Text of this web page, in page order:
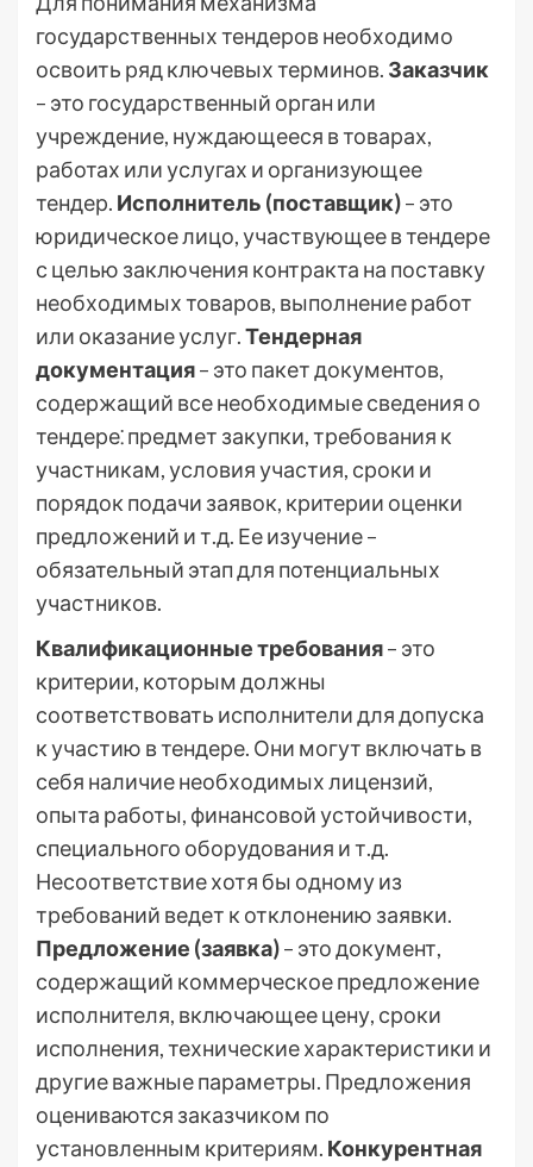
государственных тендеров необходимо
освоить ряд ключевых терминов. Заказчик
– это государственный орган или
учреждение, нуждающееся в товарах,
работах или услугах и организующее
тендер. Исполнитель (поставщик)– это
юридическое лицо, участвующее в тендере
с целью заключения контракта на поставку
необходимых товаров, выполнение работ
или оказание услуг.Тендерная
документация– это пакет документов,
содержащий все необходимые сведения о
тендере⁚ предмет закупки, требования к
участникам, условия участия, сроки и
порядок подачи заявок, критерии оценки
предложений и т.д. Ее изучение –
обязательный этап для потенциальных
участников.
Квалификационные требования– это
критерии, которым должны
соответствовать исполнители для допуска
к участию в тендере. Они могут включать в
себя наличие необходимых лицензий,
опыта работы, финансовой устойчивости,
специального оборудования и т.д.
Несоответствие хотя бы одному из
требований ведет к отклонению заявки.
Предложение (заявка)– это документ,
содержащий коммерческое предложение
исполнителя, включающее цену, сроки
исполнения, технические характеристики и
другие важные параметры. Предложения
оцениваются заказчиком по
установленным критериям. Конкурентная